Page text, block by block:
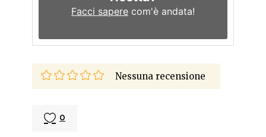
Facci sapere com'è andata!
Nessuna recensione
0